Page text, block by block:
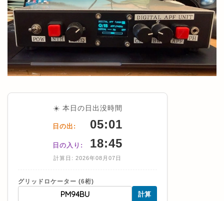
☀️ 本日の日出没時間
日の出: 05:01
日の入り: 18:45
計算日: 2026年08月07日
グリッドロケーター (6桁)
計算